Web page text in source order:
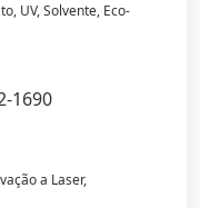
UV, Solvente, Eco-
1690
a Laser,